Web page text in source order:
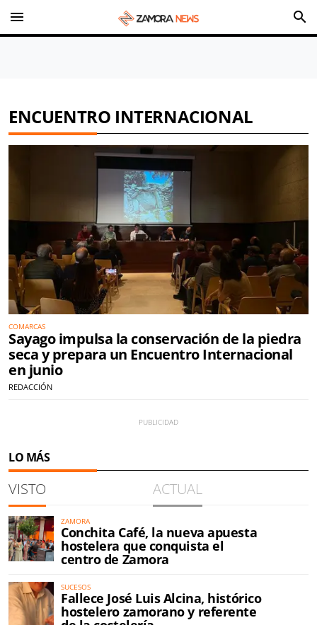
menu search
ENCUENTRO INTERNACIONAL
COMARCAS
Sayago impulsa la conservación de la piedra
seca y prepara un Encuentro Internacional
en junio
REDACCIÓN
LO MÁS
VISTO ACTUAL
ZAMORA
Conchita Café, la nueva apuesta
hostelera que conquista el
centro de Zamora
SUCESOS
Fallece José Luis Alcina, histórico
hostelero zamorano y referente